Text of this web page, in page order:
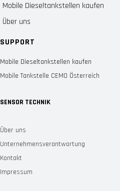
Mobile Dieseltankstellen kaufen
Über uns
SUPPORT
Mobile Dieseltankstellen kaufen
Mobile Tankstelle CEMO Österreich
SENSOR TECHNIK
Über uns
Unternehmensverantwortung
Kontakt
Impressum